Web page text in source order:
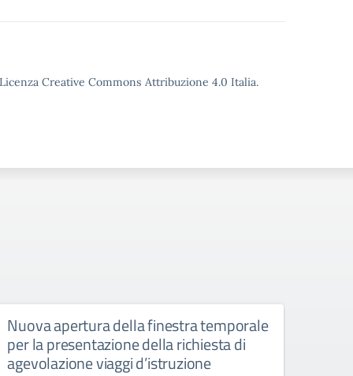
Creative Commons Attribuzione 4.0 Italia.
Nuova apertura della finestra temporale
per la presentazione della richiesta di
agevolazione viaggi d’istruzione